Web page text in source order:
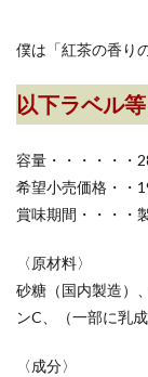
僕は「紅茶の香り
以下ラベル
容量・・・・・・
希望小売価格・・
賞味期間・・・・
〈原材料〉
砂糖（国内製造）
ンC、（一部に乳成
〈成分〉